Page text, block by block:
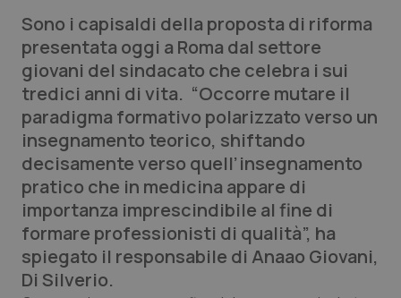
Basilicata
Calabria
Campania
Emilia-Romagna
Friuli Venezia Giulia
Lazio
Artrite & artrosi
Asma & BPCO
Car-T
Colesterolo & coronaropatie
Dermatite Atopica
Diabete & glucometri
Sono i capisaldi della proposta di riforma
presentata oggi a Roma dal settore
giovani del sindacato che celebra i sui
tredici anni di vita. “Occorre mutare il
paradigma formativo polarizzato verso un
insegnamento teorico, shiftando
decisamente verso quell’insegnamento
pratico che in medicina appare di
importanza imprescindibile al fine di
formare professionisti di qualità”, ha
spiegato il responsabile di Anaao Giovani,
Di Silverio.